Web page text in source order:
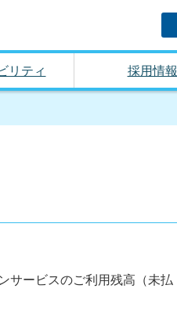
リティ 採用情報
サービスのご利用残高（未払